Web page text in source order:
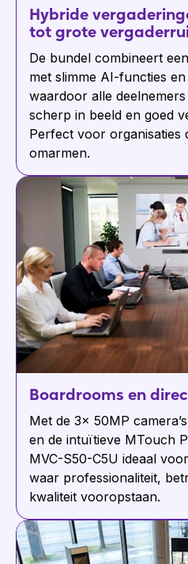
Hybride
tot grote
De bundel combineert
met slimme AI-functies
waardoor alle
scherp in beeld en goed
Perfect voor organisaties
omarmen.
Boardrooms en
Met de 3× 50MP
en de intuïtieve MTouch
MVC-S50-C5U ideaal
waar professionaliteit,
kwaliteit vooropstaan.